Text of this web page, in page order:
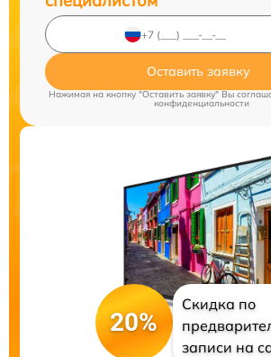
Оставить заявку
Нажимая на кнопку "Оставить заявку" Вы
конфиденциальности
20%
Скидка по
записи на